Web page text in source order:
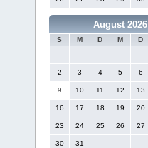
August 2026
S M D M D
2 3 4 5 6
9 10 11 12 13
16 17 18 19 20
23 24 25 26 27
30 31